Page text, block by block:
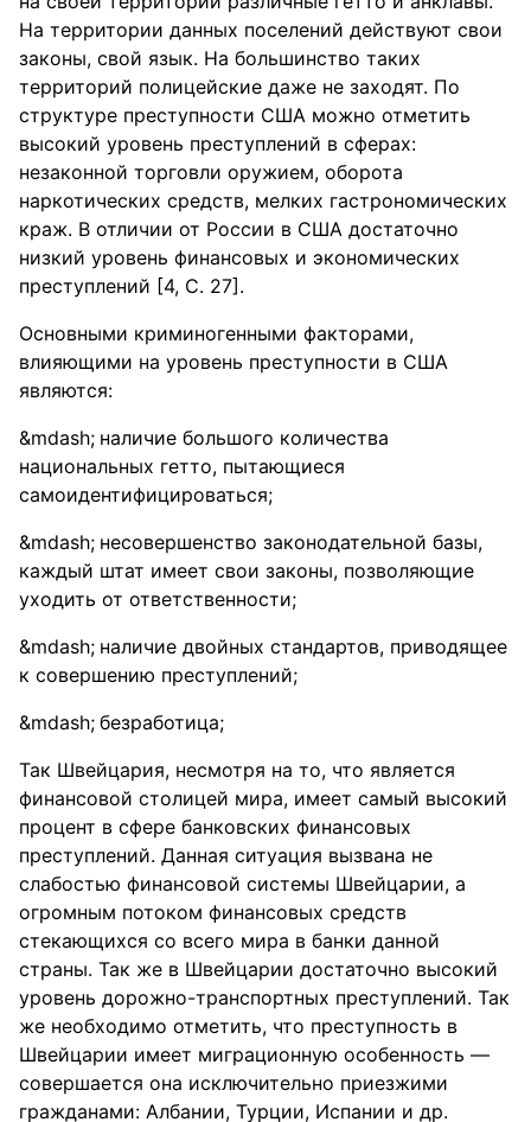
На территории данных поселений действуют свои
законы, свой язык. На большинство таких
территорий полицейские даже не заходят. По
структуре преступности США можно отметить
высокий уровень преступлений в сферах:
незаконной торговли оружием, оборота
наркотических средств, мелких гастрономических
краж. В отличии от России в США достаточно
низкий уровень финансовых и экономических
преступлений [4, С. 27].
Основными криминогенными факторами,
влияющими на уровень преступности в США
являются:
наличие большого количества
национальных гетто, пытающиеся
самоидентифицироваться;
несовершенство законодательной базы,
каждый штат имеет свои законы, позволяющие
уходить от ответственности;
наличие двойных стандартов, приводящее
к совершению преступлений;
безработица;
Так Швейцария, несмотря на то, что является
финансовой столицей мира, имеет самый высокий
процент в сфере банковских финансовых
преступлений. Данная ситуация вызвана не
слабостью финансовой системы Швейцарии, а
огромным потоком финансовых средств
стекающихся со всего мира в банки данной
страны. Так же в Швейцарии достаточно высокий
уровень дорожно-транспортных преступлений. Так
же необходимо отметить, что преступность в
Швейцарии имеет миграционную особенность —
совершается она исключительно приезжими
гражданами: Албании, Турции, Испании и др.